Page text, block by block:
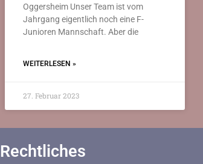
Oggersheim Unser Team ist vom
Jahrgang eigentlich noch eine F-
Junioren Mannschaft. Aber die
WEITERLESEN »
27. Februar 2023
Rechtliches